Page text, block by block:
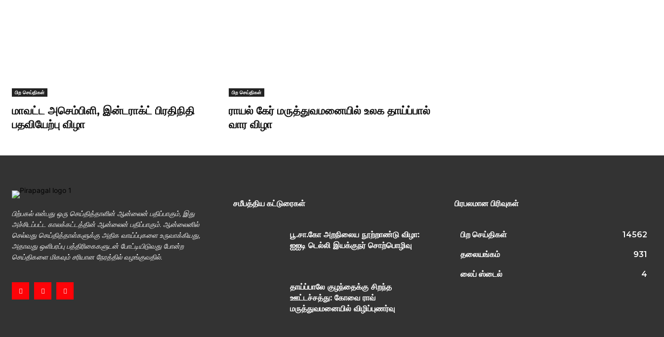
பிற செய்திகள்
மாவட்ட அசெம்பிளி, இன்டராக்ட் பிரதிநிதி
பதவியேற்பு விழா
பிற செய்திகள்
ராயல் கேர் மருத்துவமனையில் உலக தாய்ப்பால்
வார விழா
பிற்பகல் என்பது ஒரு செய்தித்தாளின் ஆன்லைன் பதிப்பாகும், இது
அச்சிடப்பட்ட காலக்கட்டத்தின் ஆன்லைன் பதிப்பாகும். ஆன்லைனில்
செல்வது செய்தித்தாள்களுக்கு அதிக வாய்ப்புகளை உருவாக்கியது,
அதாவது ஒளிபரப்பு பத்திரிகைகளுடன் போட்டியிடுவது போன்ற
செய்திகளை மிகவும் சரியான நேரத்தில் வழங்குவதில்.
சமீபத்திய கட்டுரைகள்
பூ.சா.கோ அறநிலைய நூற்றாண்டு விழா:
ஐஐடி டெல்லி இயக்குநர் சொற்பொழிவு
தாய்ப்பாலே குழந்தைக்கு சிறந்த
ஊட்டச்சத்து: கோவை ராவ்
மருத்துவமனையில் விழிப்புணர்வு
பிரபலமான பிரிவுகள்
பிற செய்திகள் 14562
தலையங்கம் 931
லைப் ஸ்டைல் 4